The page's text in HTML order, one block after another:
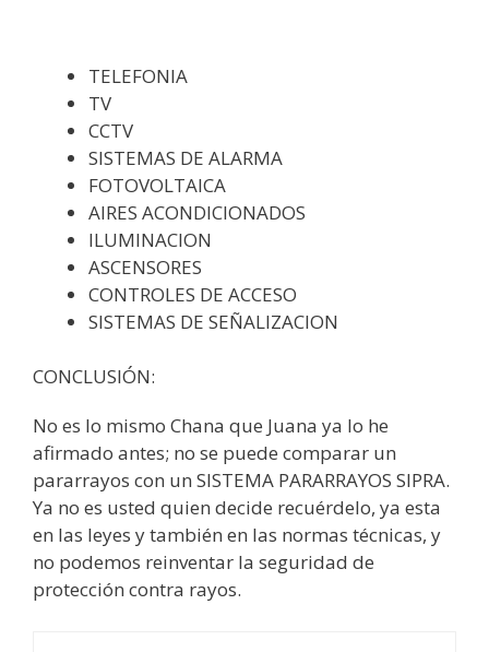
TELEFONIA
TV
CCTV
SISTEMAS DE ALARMA
FOTOVOLTAICA
AIRES ACONDICIONADOS
ILUMINACION
ASCENSORES
CONTROLES DE ACCESO
SISTEMAS DE SEÑALIZACION
CONCLUSIÓN:
No es lo mismo Chana que Juana ya lo he
afirmado antes; no se puede comparar un
pararrayos con un SISTEMA PARARRAYOS SIPRA.
Ya no es usted quien decide recuérdelo, ya esta
en las leyes y también en las normas técnicas, y
no podemos reinventar la seguridad de
protección contra rayos.